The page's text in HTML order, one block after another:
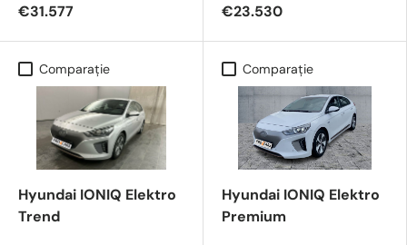
€31.577 €23.530
Comparaţie
Hyundai IONIQ Elektro
Trend
Comparaţie
Hyundai IONIQ Elektro
Premium